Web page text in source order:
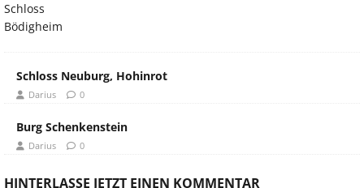
Schloss Neuburg, Hohinrot
Darius 0
Burg Schenkenstein
Darius 0
HINTERLASSE JETZT EINEN KOMMENTAR